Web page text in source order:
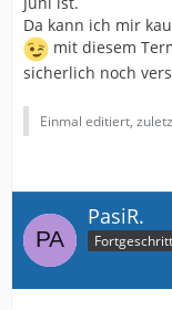
Da kann ich mir
mit diesem
sicherlich noch
Einmal editiert,
PasiR.